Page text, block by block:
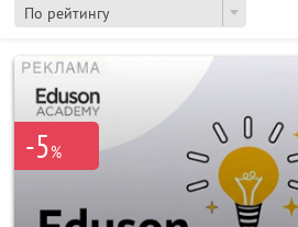
По рейтингу
-5%